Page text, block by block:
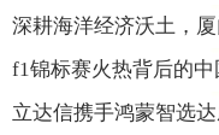
深耕海洋经济沃土，
f1锦标赛火热背后的
立达信携手鸿蒙智选